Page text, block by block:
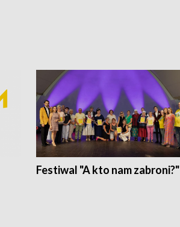
Festiwal "A kto nam zabroni?"